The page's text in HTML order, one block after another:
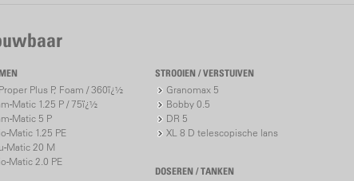
Plus P, Foam / 360ï¿½
Matic 1.25 P / 75ï¿½
Matic 5 P
Matic 1.25 PE
Matic 20 M
Matic 2.0 PE
STROOIEN / VERSTUIVEN
Granomax 5
Bobby 0.5
DR 5
XL 8 D telescopische lans
DOSEREN / TANKEN